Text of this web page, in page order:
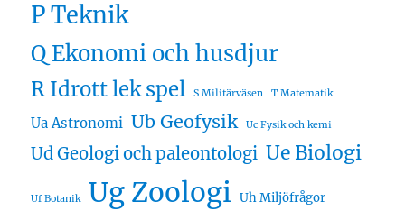
P Teknik
Q Ekonomi och husdjur
R Idrott lek spel S Militärväsen T Matematik
Ua Astronomi Ub Geofysik Uc Fysik och kemi
Ud Geologi och paleontologi Ue Biologi
Uf Botanik Ug Zoologi Uh Miljöfrågor